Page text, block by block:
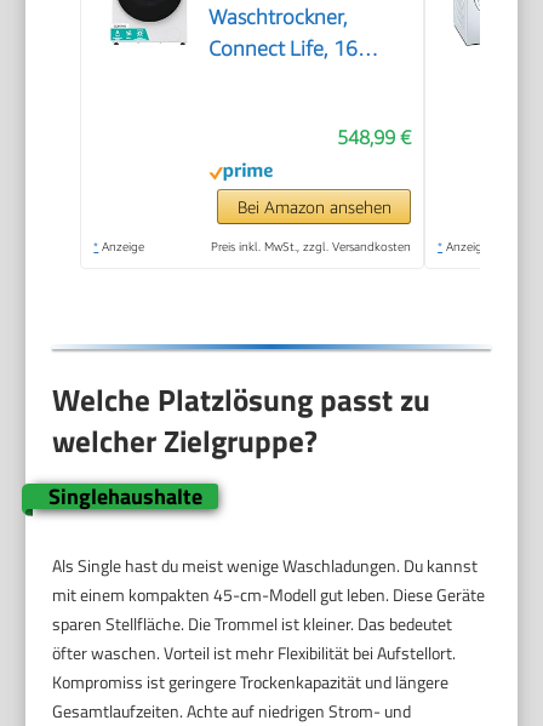
Waschtrockner,
Connect Life, 16
trocknen, 54 Liter,
1400 U/min, Total
AquaStop, Inverter
PowerDrive Motor,
548,99 €
Bei Amazon ansehen
* Anzeige Preis inkl. MwSt., zzgl. Versandkosten * Anzeige
Welche Platzlösung passt zu
welcher Zielgruppe?
Singlehaushalte
Als Single hast du meist wenige Waschladungen. Du kannst
mit einem kompakten 45-cm-Modell gut leben. Diese Geräte
sparen Stellfläche. Die Trommel ist kleiner. Das bedeutet
öfter waschen. Vorteil ist mehr Flexibilität bei Aufstellort.
Kompromiss ist geringere Trockenkapazität und längere
Gesamtlaufzeiten. Achte auf niedrigen Strom- und